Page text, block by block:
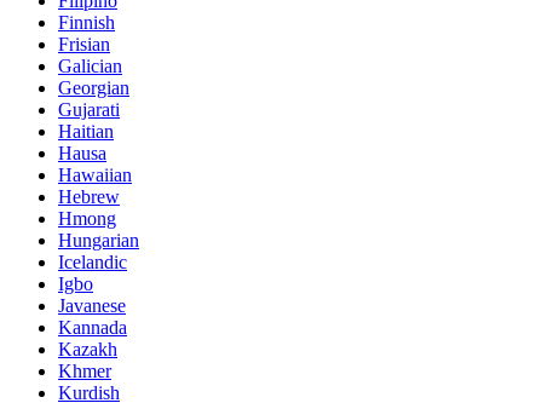
Finnish
Frisian
Galician
Georgian
Gujarati
Haitian
Hausa
Hawaiian
Hebrew
Hmong
Hungarian
Icelandic
Igbo
Javanese
Kannada
Kazakh
Khmer
Kurdish